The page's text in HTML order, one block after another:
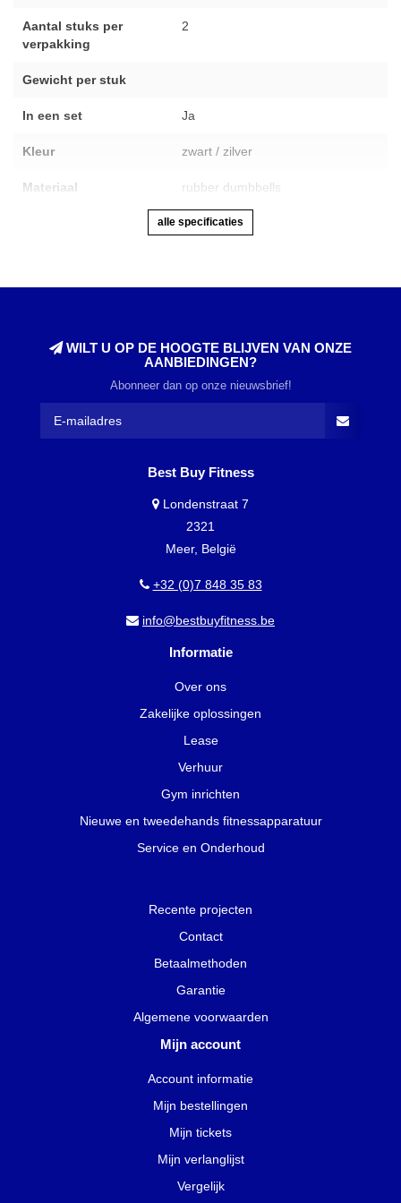
Aantal stuks per
verpakking
2
Gewicht per stuk
In een set Ja
Kleur zwart / zilver
Materiaal rubber dumbbells
alle specificaties
WILT U OP DE HOOGTE BLIJVEN VAN ONZE
AANBIEDINGEN?
Abonneer dan op onze nieuwsbrief!
Best Buy Fitness
Londenstraat 7
2321
Meer, België
+32 (0)7 848 35 83
info@bestbuyfitness.be
Informatie
Over ons
Zakelijke oplossingen
Lease
Verhuur
Gym inrichten
Nieuwe en tweedehands fitnessapparatuur
Service en Onderhoud
Recente projecten
Contact
Betaalmethoden
Garantie
Algemene voorwaarden
Mijn account
Account informatie
Mijn bestellingen
Mijn tickets
Mijn verlanglijst
Vergelijk